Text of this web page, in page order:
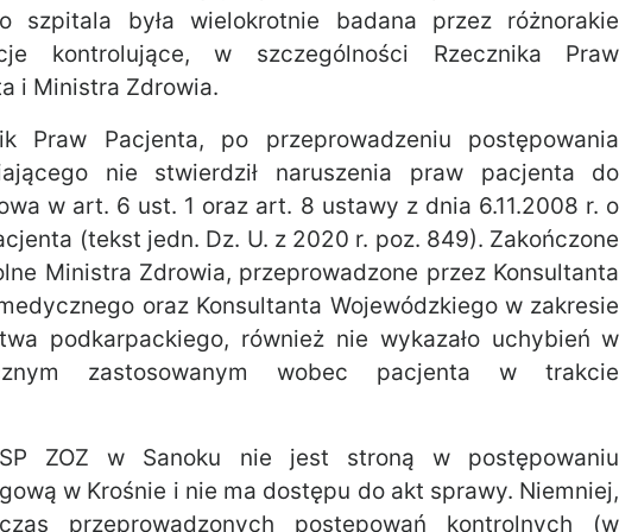
szpitala była wielokrotnie badana przez różnorakie
kontrolujące, w szczególności Rzecznika Praw
i Ministra Zdrowia.
Praw Pacjenta, po przeprowadzeniu postępowania
nie stwierdził naruszenia praw pacjenta do
w art. 6 ust. 1 oraz art. 8 ustawy z dnia 6.11.2008 r. o
(tekst jedn. Dz. U. z 2020 r. poz. 849). Zakończone
Ministra Zdrowia, przeprowadzone przez Konsultanta
oraz Konsultanta Wojewódzkiego w zakresie
podkarpackiego, również nie wykazało uchybień w
zastosowanym wobec pacjenta w trakcie
ZOZ w Sanoku nie jest stroną w postępowaniu
w Krośnie i nie ma dostępu do akt sprawy. Niemniej,
przeprowadzonych postępowań kontrolnych (w